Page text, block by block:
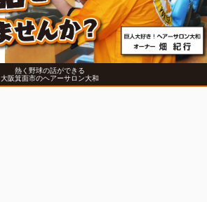
熱く野球の話ができる
大阪箕面市のヘアーサロン大和